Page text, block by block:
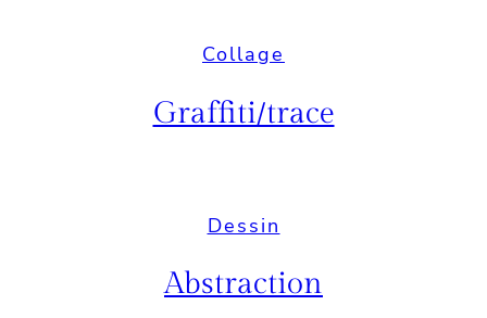
Collage
Graffiti/trace
Dessin
Abstraction